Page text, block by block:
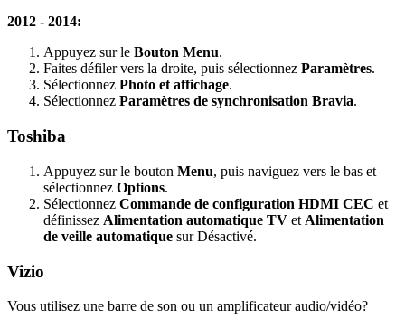
2012 - 2014:
Appuyez sur le Bouton Menu.
Faites défiler vers la droite, puis sélectionnez Paramètres.
Sélectionnez Photo et affichage.
Sélectionnez Paramètres de synchronisation Bravia.
Toshiba
Appuyez sur le bouton Menu, puis naviguez vers le bas et
sélectionnez Options.
Sélectionnez Commande de configuration HDMI CEC et
définissez Alimentation automatique TV et Alimentation
de veille automatique sur Désactivé.
Vizio
Vous utilisez une barre de son ou un amplificateur audio/vidéo?